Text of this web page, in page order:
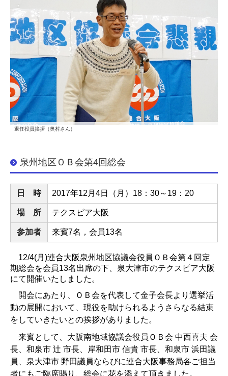
退任役員挨拶（奥村さん）
泉州地区ＯＢ会第4回総会
日 時 2017年12 月4日（月）18：30～19：20
場 所 テクスピア大阪
参加者 来賓7名，会員13名
12/4(月 )連合大阪泉州地区協議会役員ＯＢ会第４回定
期総会を会員13名出席の下、泉大津市のテクスピア大阪
にて開催いたしました。
開会にあたり、ＯＢ会を代表して金子会長より選挙活
動の展開において、現役を助けられるようさらなる結束
をしていきたいとの挨拶がありました。
来賓として、大阪南地域協議会役員ＯＢ会 中西喜夫 会
長、和泉市 辻 市長、岸和田市 信貴 市長、和泉市 浜田議
員、泉大津市 野田議員ならびに連合大阪事務局各ご担当
者にもご臨席賜り、総会に花を添えて頂きました。